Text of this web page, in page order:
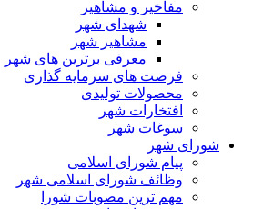
مفاخیر و مشاهیر
شهدای شهر
مشاهیر شهر
معرفی برترین های شهر
فرصت های سرمایه گذاری
محصولات تولیدی
افتخارات شهر
سوغات شهر
شورای شهر
پیام شورای اسلامی
وظائف شورای اسلامی شهر
مهم ترین مصوبات شورا